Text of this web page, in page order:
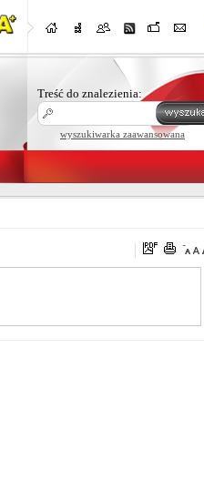
Treść do znalezienia:
wyszukiwarka zaawansowana